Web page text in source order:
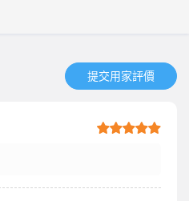
提交用家評價​